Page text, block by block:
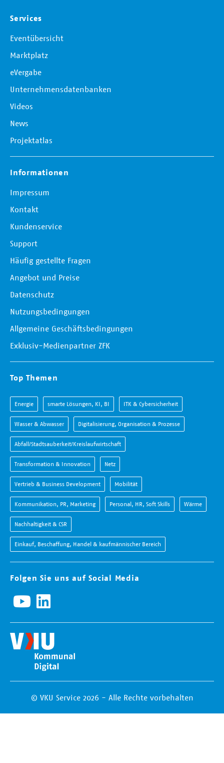
Services
Eventübersicht
Marktplatz
eVergabe
Unternehmensdatenbanken
Videos
News
Projektatlas
Informationen
Impressum
Kontakt
Kundenservice
Support
Häufig gestellte Fragen
Angebot und Preise
Datenschutz
Nutzungsbedingungen
Allgemeine Geschäftsbedingungen
Exklusiv-Medienpartner ZFK
Top Themen
Energie smarte Lösungen, KI, BI ITK & Cybersicherheit
Wasser & Abwasser Digitalisierung, Organisation & Prozesse
Abfall/Stadtsauberkeit/Kreislaufwirtschaft
Transformation & Innovation Netz
Vertrieb & Business Development Mobilität
Kommunikation, PR, Marketing Personal, HR, Soft Skills Wärme
Nachhaltigkeit & CSR
Einkauf, Beschaffung, Handel & kaufmännischer Bereich
Folgen Sie uns auf Social Media
© VKU Service 2026 - Alle Rechte vorbehalten